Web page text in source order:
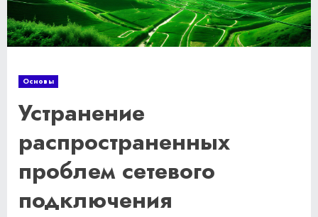
Основы
Устранение
распространенных
проблем сетевого
подключения